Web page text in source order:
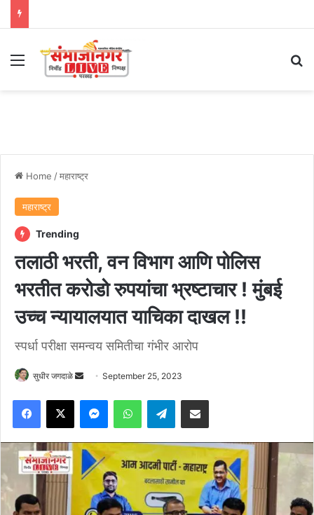
Menu
Home /महाराष्ट्र
महाराष्ट्र
Trending
तलाठी भरती, वन विभाग आणि पोलिस
भरतीत करोडो रुपयांचा भ्रष्टाचार ! मुंबई
उच्च न्यायालयात याचिका दाखल !!
स्पर्धा परीक्षा समन्वय समितीचा गंभीर आरोप
सुधीर जगदाळे
Send
email
September 25, 2023
Facebook
X MessengerWhatsAppTelegramShare via Email